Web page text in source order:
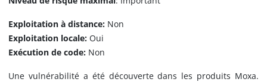
Exploitation à distance: Non
Exploitation locale: Oui
Exécution de code: Non
Une vulnérabilité a été découverte dans les produits Moxa.